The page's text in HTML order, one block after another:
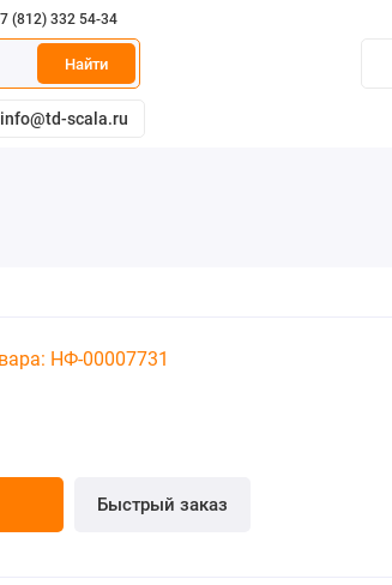
(812) 332 54-34
Найти
info@td-scala.ru
НФ-00007731
Быстрый заказ